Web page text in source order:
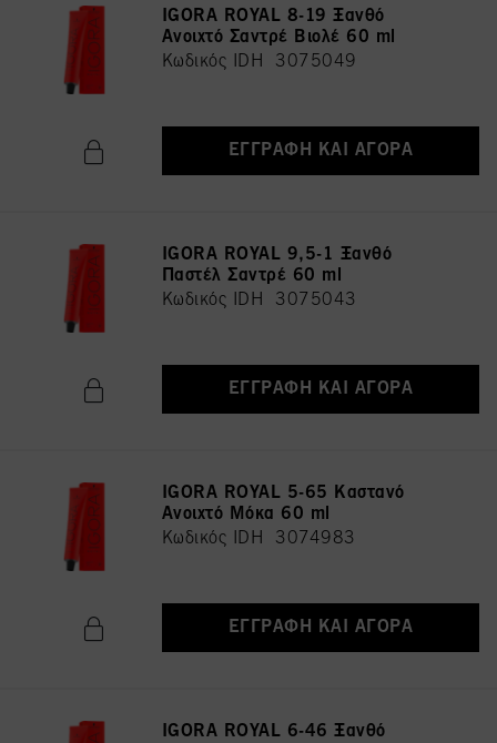
IGORA ROYAL 8-19 Ξανθό
Ανοιχτό Σαντρέ Βιολέ 60 ml
Κωδικός IDH 3075049
ΕΓΓΡΑΦΉ ΚΑΙ ΑΓΟΡΆ
IGORA ROYAL 9,5-1 Ξανθό
Παστέλ Σαντρέ 60 ml
Κωδικός IDH 3075043
ΕΓΓΡΑΦΉ ΚΑΙ ΑΓΟΡΆ
IGORA ROYAL 5-65 Καστανό
Ανοιχτό Μόκα 60 ml
Κωδικός IDH 3074983
ΕΓΓΡΑΦΉ ΚΑΙ ΑΓΟΡΆ
IGORA ROYAL 6-46 Ξανθό